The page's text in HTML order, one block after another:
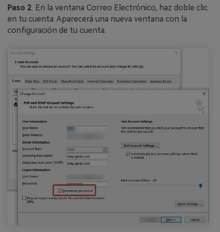
Paso 2 . En la ventana Correo Electrónico, haz doble clic
en tu cuenta. Aparecerá una nueva ventana con la
configuración de tu cuenta.